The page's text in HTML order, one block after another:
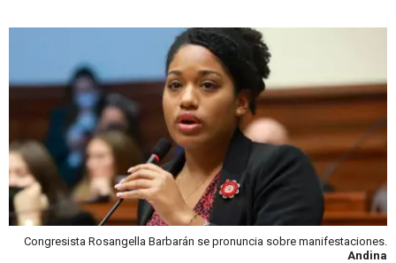
Congresista Rosangella Barbarán se pronuncia sobre manifestaciones.
Andina